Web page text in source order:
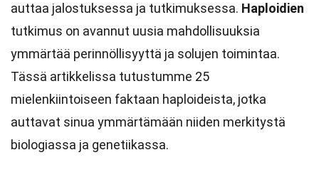
auttaa jalostuksessa ja tutkimuksessa. Haploidien
tutkimus on avannut uusia mahdollisuuksia
ymmärtää perinnöllisyyttä ja solujen toimintaa.
Tässä artikkelissa tutustumme 25
mielenkiintoiseen faktaan haploideista, jotka
auttavat sinua ymmärtämään niiden merkitystä
biologiassa ja genetiikassa.